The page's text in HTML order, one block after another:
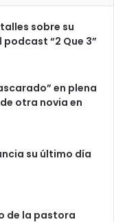
sobre su
podcast “2 Que 3”
en plena
otra novia en
su último día
de la pastora